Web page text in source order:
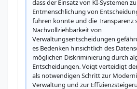
dass der Einsatz von KI-Systemen
Entmenschlichung von
führen könnte und die Transparenz
Nachvollziehbarkeit von
Verwaltungsentscheidungen
es Bedenken hinsichtlich des
möglichen Diskriminierung durch
Entscheidungen. Voigt verteidigt
als notwendigen Schritt zur
Verwaltung und zur